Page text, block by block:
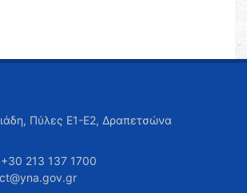
Πύλες Ε1-Ε2, Δραπετσώνα
+30 213 137 1700